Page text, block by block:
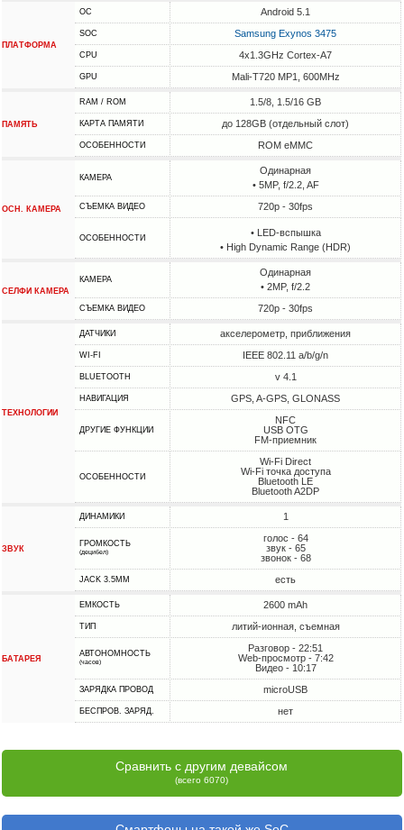
ПЛАТФОРМА
ОС Android 5.1
SOC Samsung Exynos 3475
CPU 4x1.3GHz Cortex-A7
GPU Mali-T720 MP1, 600MHz
ПАМЯТЬ
RAM / ROM 1.5/8, 1.5/16 GB
КАРТА ПАМЯТИ до 128GB (отдельный слот)
ОСОБЕННОСТИ ROM eMMC
ОСН. КАМЕРА
КАМЕРА
Одинарная
• 5MP, f/2.2, AF
СЪЕМКА ВИДЕО 720p - 30fps
ОСОБЕННОСТИ
• LED-вспышка
• High Dynamic Range (HDR)
СЕЛФИ КАМЕРА
КАМЕРА
Одинарная
• 2MP, f/2.2
СЪЕМКА ВИДЕО 720p - 30fps
ТЕХНОЛОГИИ
ДАТЧИКИ акселерометр, приближения
WI-FI IEEE 802.11 a/b/g/n
BLUETOOTH v 4.1
НАВИГАЦИЯ GPS, A-GPS, GLONASS
ДРУГИЕ ФУНКЦИИ
NFC
USB OTG
FM-приемник
ОСОБЕННОСТИ
Wi-Fi Direct
Wi-Fi точка доступа
Bluetooth LE
Bluetooth A2DP
ЗВУК
ДИНАМИКИ 1
ГРОМКОСТЬ
(децибел)
голос - 64
звук - 65
звонок - 68
JACK 3.5MM есть
БАТАРЕЯ
ЕМКОСТЬ 2600 mAh
ТИП литий-ионная, съемная
АВТОНОМНОСТЬ
(часов)
Разговор - 22:51
Web-просмотр - 7:42
Видео - 10:17
ЗАРЯДКА ПРОВОД microUSB
БЕСПРОВ. ЗАРЯД. нет
Сравнить с другим девайсом
(всего 6070)